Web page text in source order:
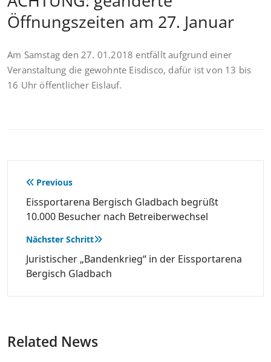
Öffnungszeiten am 27. Januar
Am Samstag den 27. 01.2018 entfällt aufgrund einer
Veranstaltung die gewohnte Eisdisco, dafür ist von 13 bis
16 Uhr öffentlicher Eislauf.
Beitragsnavigation
Previous
Eissportarena Bergisch Gladbach begrüßt
10.000 Besucher nach Betreiberwechsel
Nächster Schritt
Juristischer „Bandenkrieg“ in der Eissportarena
Bergisch Gladbach
Related News